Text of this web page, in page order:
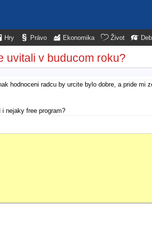
Hry Právo Ekonomika Život
uvitali v buducom roku?
hodnoceni radcu by urcite bylo dobre, a pride
nejaky free program?